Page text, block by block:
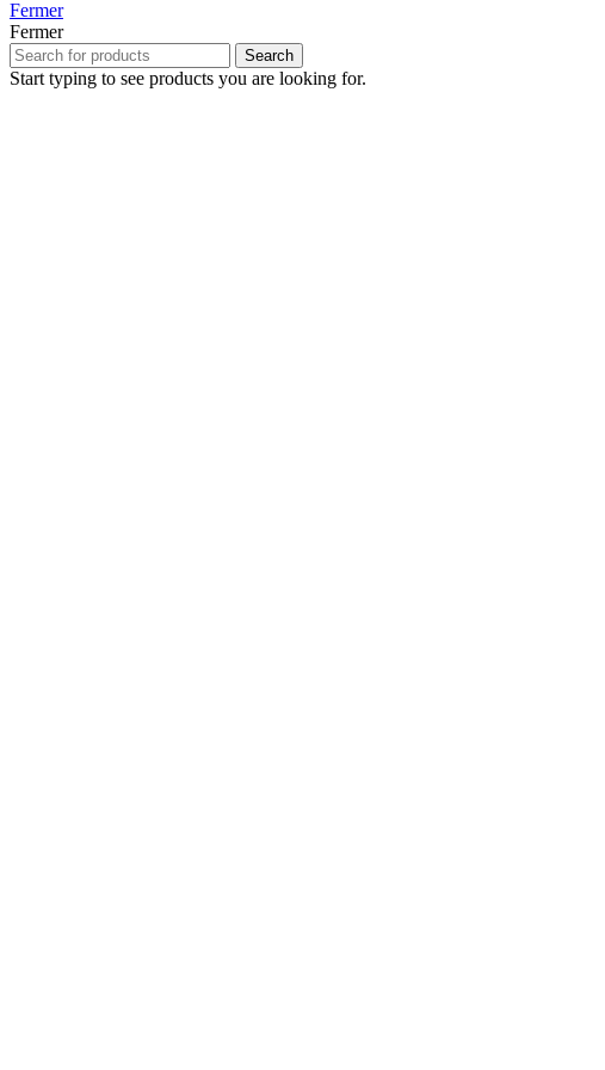
Fermer
Fermer
Search
Start typing to see products you are looking for.